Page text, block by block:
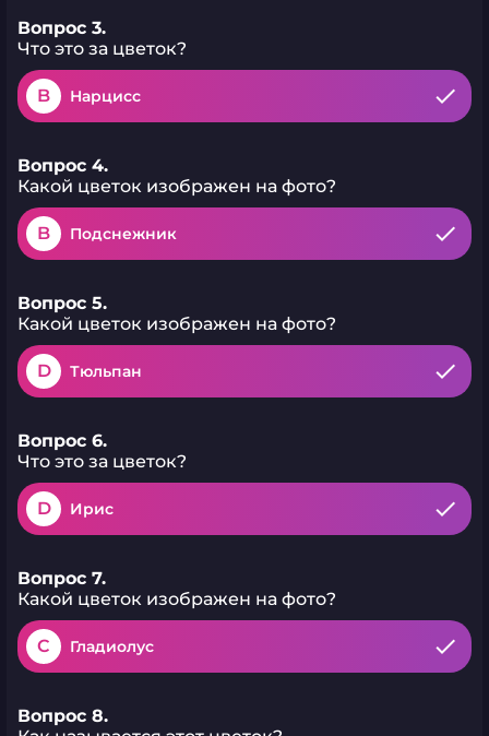
Вопрос 3.
Что это за цветок?
B Нарцисс
Вопрос 4.
Какой цветок изображен на фото?
B Подснежник
Вопрос 5.
Какой цветок изображен на фото?
D Тюльпан
Вопрос 6.
Что это за цветок?
D Ирис
Вопрос 7.
Какой цветок изображен на фото?
C Гладиолус
Вопрос 8.